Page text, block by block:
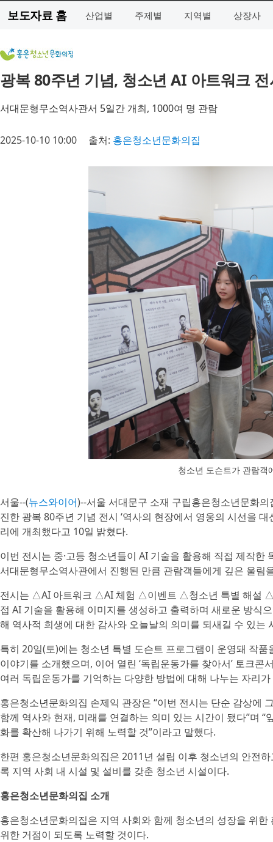
보도자료 홈 산업별 주제별 지역별 상장사
광복 80주년 기념, 청소년 AI 아트워크 전
서대문형무소역사관서 5일간 개최, 1000여 명 관람
2025-10-10 10:00 출처: 홍은청소년문화의집
청소년 도슨트가 관람객
서울--(뉴스와이어)--서울 서대문구 소재 구립홍은청소년문화
진한 광복 80주년 기념 전시 ‘역사의 현장에서 영웅의 시선을
리에 개최했다고 10일 밝혔다.
이번 전시는 중·고등 청소년들이 AI 기술을 활용해 직접 제작
서대문형무소역사관에서 진행된 만큼 관람객들에게 깊은 울
전시는 △AI 아트워크 △AI 체험 △이벤트 △청소년 특별 해설 △
접 AI 기술을 활용해 이미지를 생성하고 출력하며 새로운 방식
해 역사적 희생에 대한 감사와 오늘날의 의미를 되새길 수 있는
특히 20일(토)에는 청소년 특별 도슨트 프로그램이 운영돼 작
이야기를 소개했으며, 이어 열린 ‘독립운동가를 찾아서’ 토크
여러 독립운동가를 기억하는 다양한 방법에 대해 나누는 자리가
홍은청소년문화의집 손제익 관장은 “이번 전시는 단순 감상에
함께 역사와 현재, 미래를 연결하는 의미 있는 시간이 됐다”며
화를 확산해 나가기 위해 노력할 것”이라고 말했다.
한편 홍은청소년문화의집은 2011년 설립 이후 청소년의 안전
록 지역 사회 내 시설 및 설비를 갖춘 청소년 시설이다.
홍은청소년문화의집 소개
홍은청소년문화의집은 지역 사회와 함께 청소년의 성장을 위
위한 거점이 되도록 노력할 것이다.